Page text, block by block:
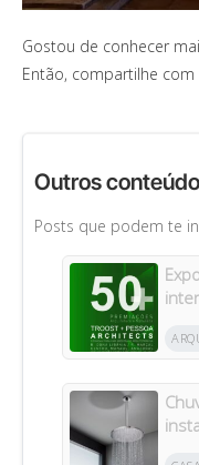
Gostou de conhecer
Então, compartilhe
Outros
Posts que podem te